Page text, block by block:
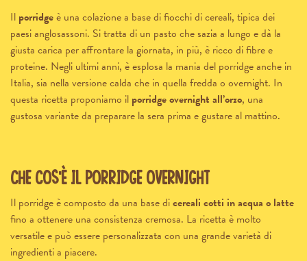
Il porridgeè una colazione a base di fiocchi di cereali, tipica dei
paesi anglosassoni. Si tratta di un pasto che sazia a lungo e dà la
giusta carica per affrontare la giornata, in più, è ricco di fibre e
proteine. Negli ultimi anni, è esplosa la mania del porridge anche in
Italia, sia nella versione calda che in quella fredda o overnight. In
questa ricetta proponiamo il porridge overnight all’orzo, una
gustosa variante da preparare la sera prima e gustare al mattino.
Che cos’è il porridge overnight
Il porridge è composto da una base dicereali cotti in acqua o latte
fino a ottenere una consistenza cremosa. La ricetta è molto
versatile e può essere personalizzata con una grande varietà di
ingredienti a piacere.